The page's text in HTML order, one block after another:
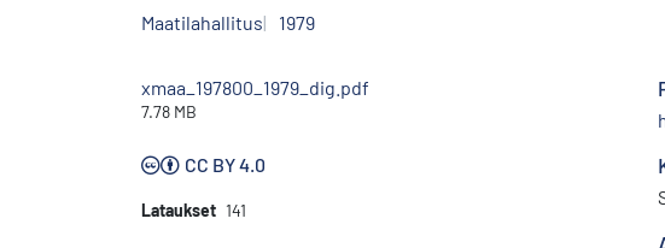
Maatilahallitus 1979
xmaa_197800_1979_dig.pdf
7.78 MB
CC BY 4.0
Lataukset 141